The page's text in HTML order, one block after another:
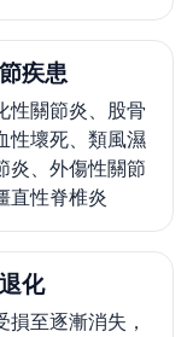
疾患
性關節炎、股骨
性壞死、類風濕
炎、外傷性關節
直性脊椎炎
化
損至逐漸消失，